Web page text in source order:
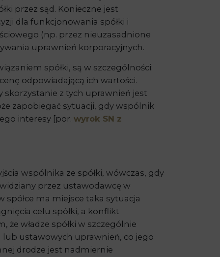
przez sąd. Konieczne jest
dla funkcjonowania spółki i
(np. przez nieuzasadnione
uprawnień korporacyjnych.
spółki, są w szczególności:
odpowiadającą ich wartości.
skorzystanie z tych uprawnień jest
zapobiegać sytuacji, gdy wspólnik
interesy [por.wyrok SN z
wspólnika ze spółki, wówczas, gdy
przez ustawodawcę w
spółce ma miejsce taka sytuacja
celu spółki, a konflikt
władze spółki w szczególnie
ustawowych uprawnień, co jego
drodze jest nadmiernie